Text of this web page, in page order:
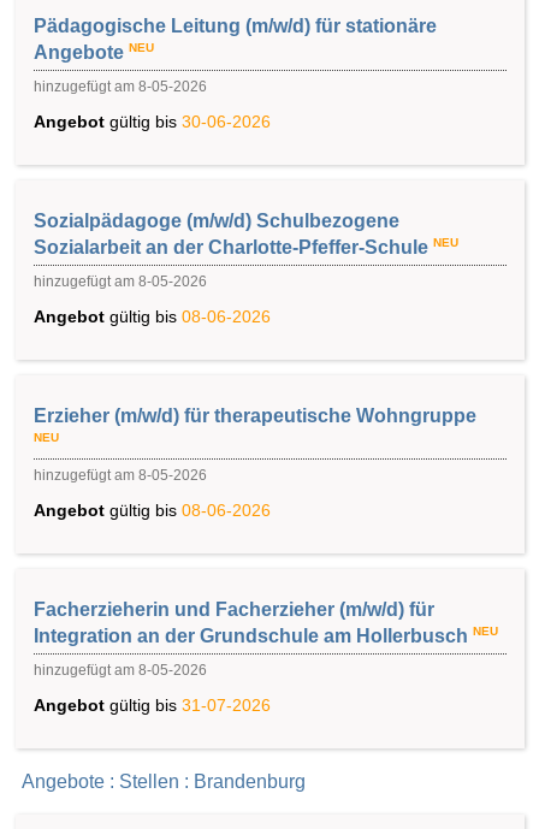
Pädagogische Leitung (m/w/d) für stationäre
Angebote NEU
hinzugefügt am 8-05-2026
Angebot gültig bis 30-06-2026
Sozialpädagoge (m/w/d) Schulbezogene
Sozialarbeit an der Charlotte-Pfeffer-Schule NEU
hinzugefügt am 8-05-2026
Angebot gültig bis 08-06-2026
Erzieher (m/w/d) für therapeutische Wohngruppe
NEU
hinzugefügt am 8-05-2026
Angebot gültig bis 08-06-2026
Facherzieherin und Facherzieher (m/w/d) für
Integration an der Grundschule am Hollerbusch NEU
hinzugefügt am 8-05-2026
Angebot gültig bis 31-07-2026
Angebote : Stellen : Brandenburg